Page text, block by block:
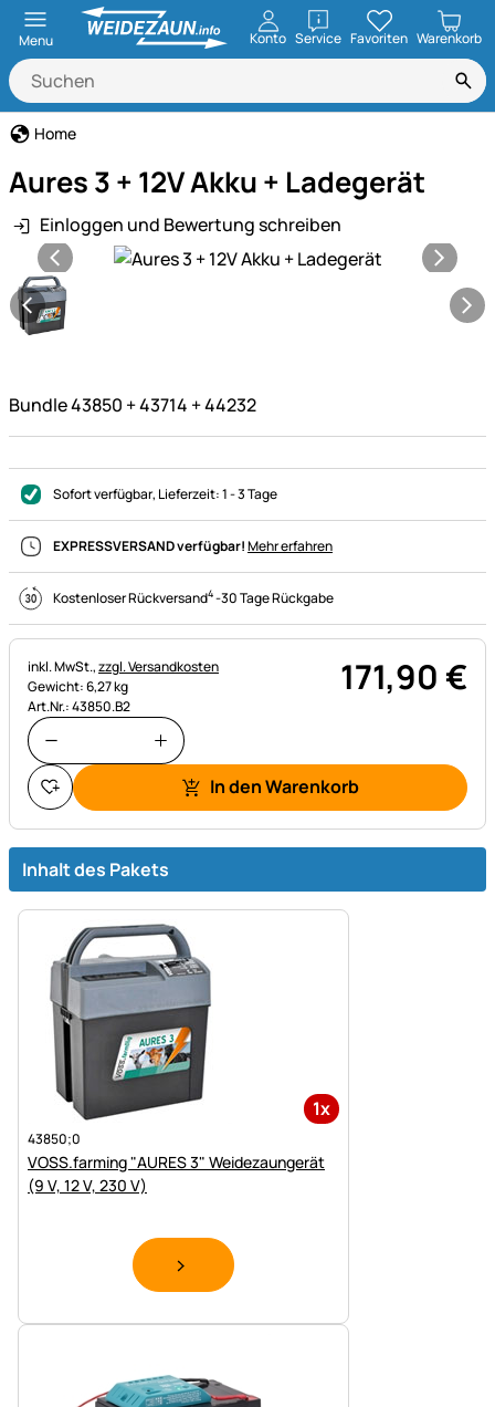
Menu Konto ServiceöffnenFavoriten Warenkorb
Home
Aures 3 + 12V Akku + Ladegerät
Einloggen und Bewertung schreiben
Produktgalerie
Bundle 43850 + 43714 + 44232
Sofort verfügbar, Lieferzeit:1 - 3 Tage
EXPRESSVERSAND verfügbar!Mehr erfahren
Kostenloser Rückversand4-30 Tage Rückgabe
Steuerhinweis:
inkl. MwSt.,zzgl. Versandkosten
Gewicht: 6,27 kg
Art.Nr.: 43850.B2
171,90€
In den Warenkorb
Inhalt des Pakets
1x
43850;0
VOSS.farming "AURES 3" Weidezaungerät
(9 V, 12 V, 230 V)